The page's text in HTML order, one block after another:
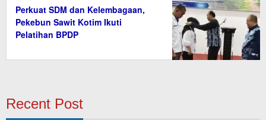
Perkuat SDM dan Kelembagaan,
Pekebun Sawit Kotim Ikuti
Pelatihan BPDP
Recent Post